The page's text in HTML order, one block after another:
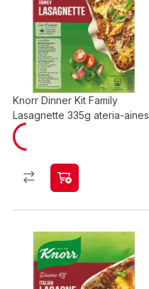
Knorr Dinner Kit Family
Lasagnette 335g ateria-aines